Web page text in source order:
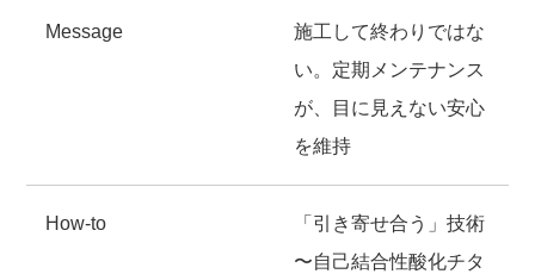
Message
施工して終わりではな
い。定期メンテナンス
が、目に見えない安心
を維持
How-to
「引き寄せ合う」技術
〜自己結合性酸化チタ